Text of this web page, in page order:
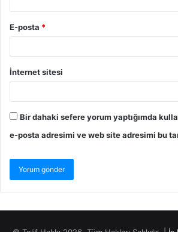
E-posta *
İnternet sitesi
Bir dahaki sefere yorum yaptığımda
e-posta adresimi ve web site adresimi bu